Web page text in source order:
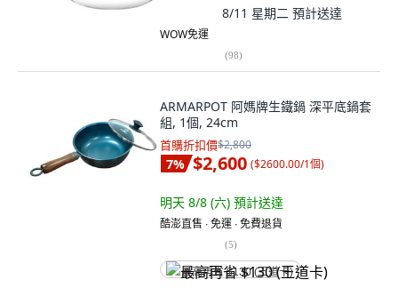
8/11 星期二 預計送達
WOW免運
(98)
ARMARPOT 阿媽牌生鐵鍋 深平底鍋套
組, 1個, 24cm
首購折扣價$2,800
7% $2,600 ($2600.00/1個)
明天 8/8 (六) 預計送達
酷澎直售 ∙ 免運 ∙ 免費退貨
(5)
最高再省 $130 (王道卡)